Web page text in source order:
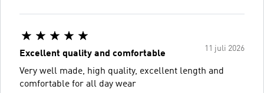
11 juli 2026
Excellent quality and comfortable
Very well made, high quality, excellent length and
comfortable for all day wear